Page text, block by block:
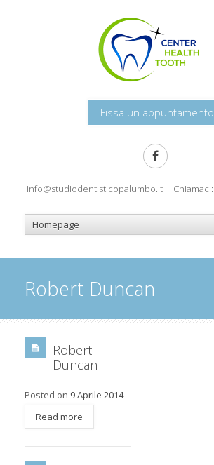
Fissa un appuntamento
info@studiodentisticopalumbo.it Chiamaci:
Robert Duncan
Robert
Duncan
Posted on 9 Aprile 2014
Read more